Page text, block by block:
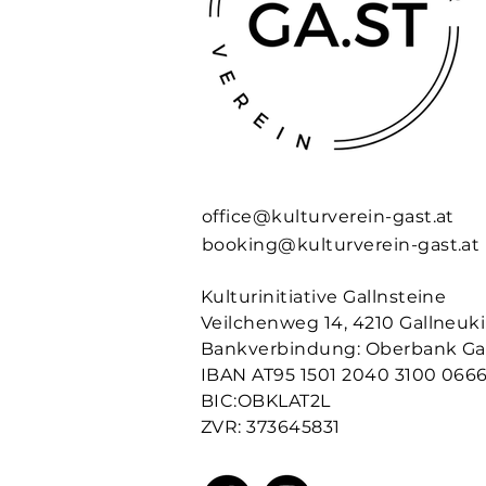
office@kulturverein-gast.at
booking@kulturverein-gast.at
Kulturinitiative Gallnsteine
Veilchenweg 14, 4210
Bankverbindung: Oberbank
IBAN AT95 1501 2040 3100 0666
BIC:OBKLAT2L
ZVR: 373645831